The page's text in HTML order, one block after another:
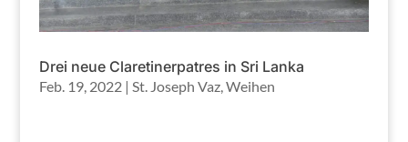
Drei neue Claretinerpatres in Sri Lanka
Feb. 19, 2022| St. Joseph Vaz, Weihen